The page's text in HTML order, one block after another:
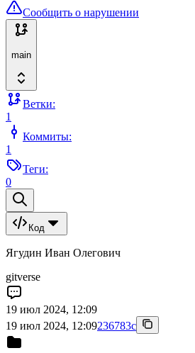
Сообщить о нарушении
main
Ветки:
1
Коммиты:
1
Теги:
0
Код
Ягудин Иван Олегович
gitverse
19 июл 2024, 12:09
19 июл 2024, 12:09236783c